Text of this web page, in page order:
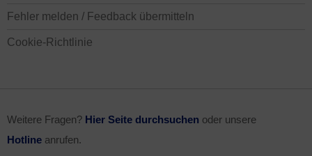
Fehler melden / Feedback übermitteln
Cookie-Richtlinie
Weitere Fragen? Hier Seite durchsuchen oder unsere
Hotline anrufen.